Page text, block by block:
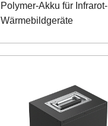
Polymer-Akku für Infrarot-
Wärmebildgeräte